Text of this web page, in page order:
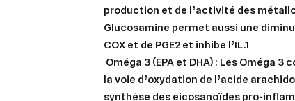
production et de l’activité des
Glucosamine permet aussi une
COX et de PGE2 et inhibe l’IL.1
Oméga 3 (EPA et DHA) : Les Oméga 3
la voie d’oxydation de l’acide
synthèse des eicosanoïdes pro-